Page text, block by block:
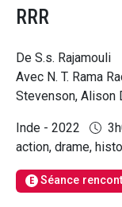
RRR
De S.s. Rajamouli
Avec N. T. Rama
Stevenson, Alison
Inde - 2022
action, drame,
E Séance